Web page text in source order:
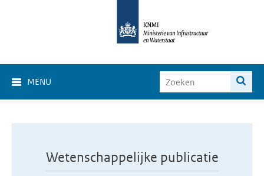
MENU
Wetenschappelijke publicatie